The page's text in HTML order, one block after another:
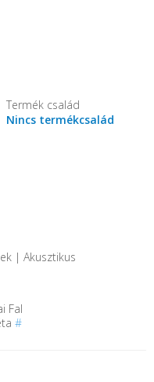
Termék család
Nincs termékcsalád
| Akusztikus
Fal
#